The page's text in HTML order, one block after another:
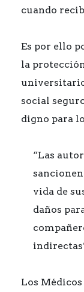
cuando
Es por ello
la
social
digno para
“Las
vida de
daños
Los